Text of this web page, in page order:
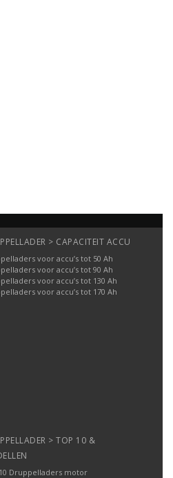
> CAPACITEIT ACCU
voor accu’s tot 50 Ah
voor accu’s tot 90 Ah
voor accu’s tot 130 Ah
voor accu’s tot 170 Ah
> TOP 10 &
Druppelladers motor